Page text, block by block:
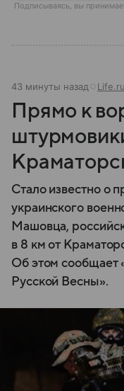
Подписываясь, вы
43 минуты назад Life.ru
Прямо к
Стало известно о
украинского
Машовца,
в 8 км от
Об этом сообщает
Русской Весны».